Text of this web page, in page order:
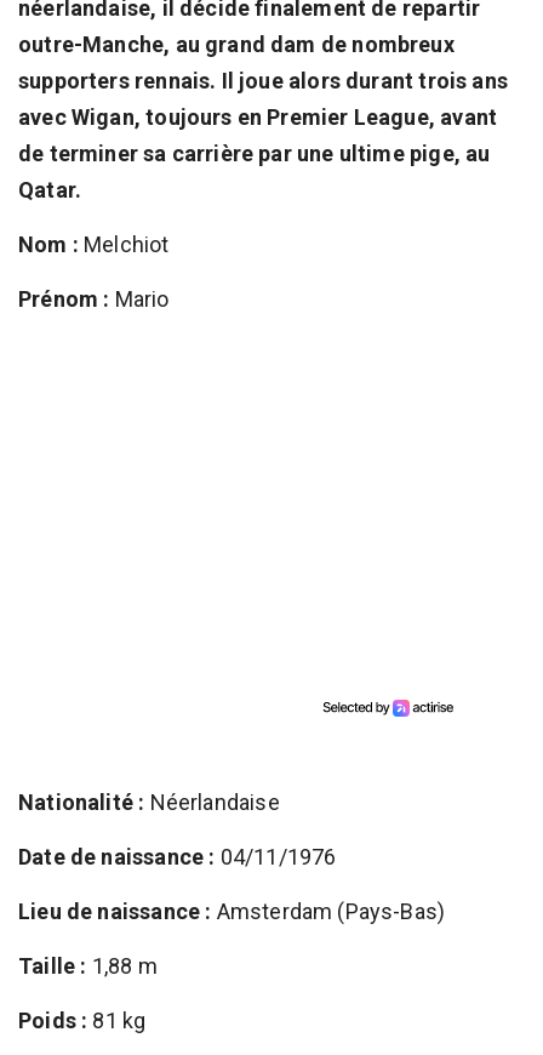
néerlandaise, il décide finalement de repartir
outre-Manche, au grand dam de nombreux
supporters rennais. Il joue alors durant trois ans
avec Wigan, toujours en Premier League, avant
de terminer sa carrière par une ultime pige, au
Qatar.
Nom : Melchiot
Prénom : Mario
Nationalité : Néerlandaise
Date de naissance : 04/11/1976
Lieu de naissance : Amsterdam (Pays-Bas)
Taille : 1,88 m
Poids : 81 kg